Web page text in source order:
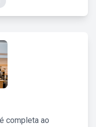
completa ao